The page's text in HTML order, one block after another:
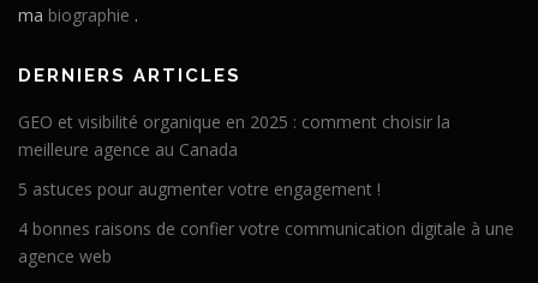
ma biographie .
DERNIERS ARTICLES
GEO et visibilité organique en 2025 : comment choisir la
meilleure agence au Canada
5 astuces pour augmenter votre engagement !
4 bonnes raisons de confier votre communication digitale à une
agence web